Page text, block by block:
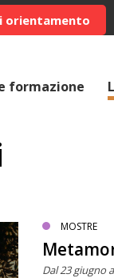
orientamento
formazione
MOSTRE
Dal 23 giugno